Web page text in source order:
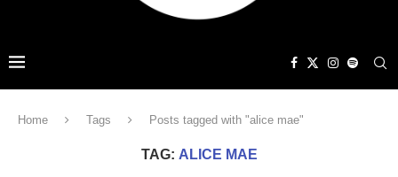
Home Tags Posts tagged with "alice mae"
TAG: ALICE MAE